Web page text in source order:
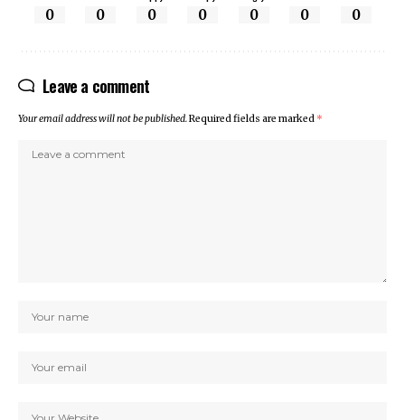
0 0 0 0 0 0 0
Leave a comment
Your email address will not be published.Required fields are marked *